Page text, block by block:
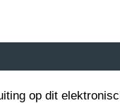
op dit